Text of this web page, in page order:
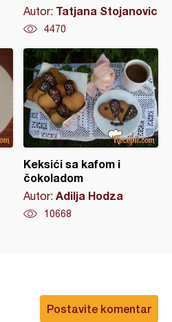
Autor: Tatjana Stojanovic
4470
Keksići sa kafom i
čokoladom
Autor: Adilja Hodza
10668
Postavite komentar